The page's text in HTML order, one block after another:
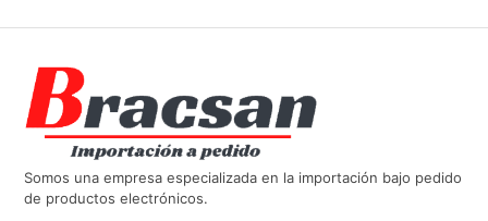
Somos una empresa especializada en la importación bajo pedido
de productos electrónicos.